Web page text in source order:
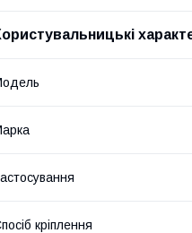
кріплення